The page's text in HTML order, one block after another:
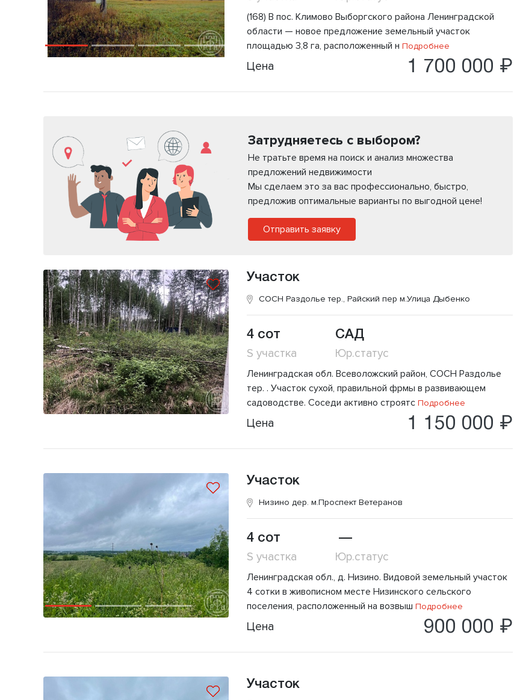
(168) В пос. Климово Выборгского района Ленинградской
области — новое предложение земельный участок
площадью 3,8 га, расположенный н Подробнее
Цена 1 700 000 ₽
Затрудняетесь с выбором?
Не тратьте время на поиск и анализ множества
предложений недвижимости
Мы сделаем это за вас профессионально, быстро,
предложив оптимальные варианты по выгодной цене!
Отправить заявку
Участок
СОСН Раздолье тер., Райский пер м.Улица Дыбенко
4 сот
S участка
САД
Юр.статус
Ленинградская обл. Всеволожский район, СОСН Раздолье
тер. . Участок сухой, правильной фрмы в развивающем
садоводстве. Соседи активно строятсПодробнее
Цена 1 150 000 ₽
Участок
Низино дер. м.Проспект Ветеранов
4 сот
S участка
—
Юр.статус
Ленинградская обл., д. Низино. Видовой земельный участок
4 сотки в живописном месте Низинского сельского
поселения, расположенный на возвыш Подробнее
Цена 900 000 ₽
Участок